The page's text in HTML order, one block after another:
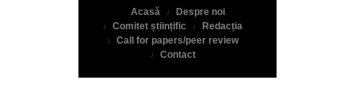
Acasă
Despre noi
Comitet științific
Redacția
Call for papers/peer review
Contact